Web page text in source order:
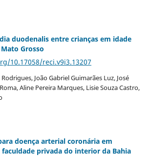
duodenalis entre crianças em idade
Grosso
10.17058/reci.v9i3.13207
João Gabriel Guimarães Luz, José
Aline Pereira Marques, Lisie Souza Castro,
doença arterial coronária em
privada do interior da Bahia